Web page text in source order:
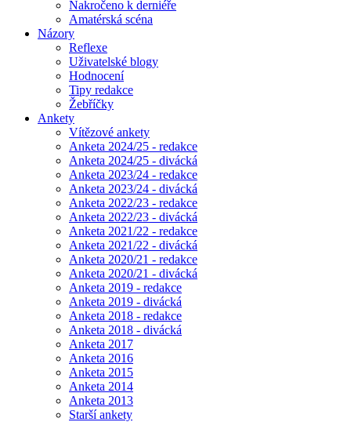
Nakročeno k derniéře
Amatérská scéna
Názory
Reflexe
Uživatelské blogy
Hodnocení
Tipy redakce
Žebříčky
Ankety
Vítězové ankety
Anketa 2024/25 - redakce
Anketa 2024/25 - divácká
Anketa 2023/24 - redakce
Anketa 2023/24 - divácká
Anketa 2022/23 - redakce
Anketa 2022/23 - divácká
Anketa 2021/22 - redakce
Anketa 2021/22 - divácká
Anketa 2020/21 - redakce
Anketa 2020/21 - divácká
Anketa 2019 - redakce
Anketa 2019 - divácká
Anketa 2018 - redakce
Anketa 2018 - divácká
Anketa 2017
Anketa 2016
Anketa 2015
Anketa 2014
Anketa 2013
Starší ankety